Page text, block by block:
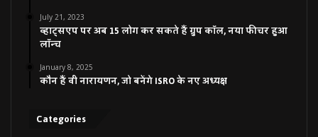
July 21, 2023
व्हाट्सएप पर अब 15 लोग कर सकते हैं ग्रुप कॉल, नया फीचर हुआ
लॉन्च
January 8, 2025
कौन हैं वी नारायणन, जो बनेंगे ISRO के नए अध्यक्ष
Categories